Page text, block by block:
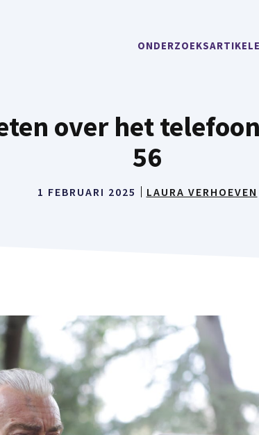
over het
56
1 FEBRUARI 2025 LAURA VERHOEVEN